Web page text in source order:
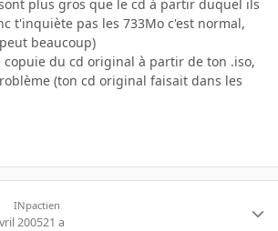
plus gros que le cd à partir duquel ils
t'inquiète pas les 733Mo c'est normal,
beaucoup)
copuie du cd original à partir de ton .iso,
(ton cd original faisait dans les
INpactien
200521 a